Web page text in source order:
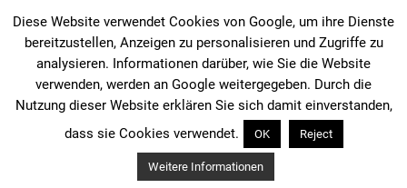
Inhalt
springen
Diese Website verwendet Cookies von Google, um ihre Dienste
bereitzustellen, Anzeigen zu personalisieren und Zugriffe zu
analysieren. Informationen darüber, wie Sie die Website
verwenden, werden an Google weitergegeben. Durch die
Nutzung dieser Website erklären Sie sich damit einverstanden,
dass sie Cookies verwendet.
OK Reject
Weitere Informationen